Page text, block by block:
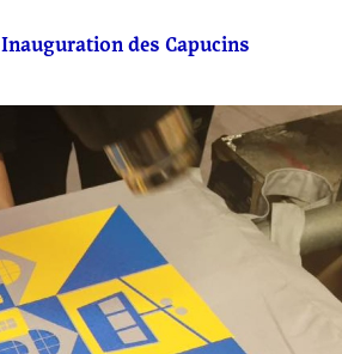
Inauguration des Capucins